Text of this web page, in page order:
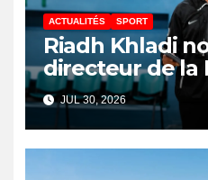
ACTUALITÉS SPORT
Riadh Khladi
directeur de la
Nationale de
JUL 30, 2026